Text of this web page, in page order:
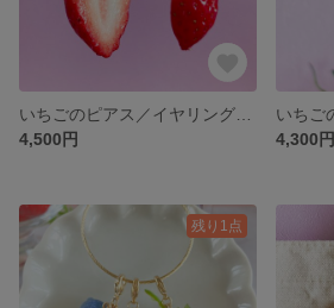
4,500円
4,300円
残り1点